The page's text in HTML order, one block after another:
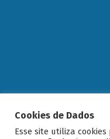
Cookies de Dados
Esse site utiliza